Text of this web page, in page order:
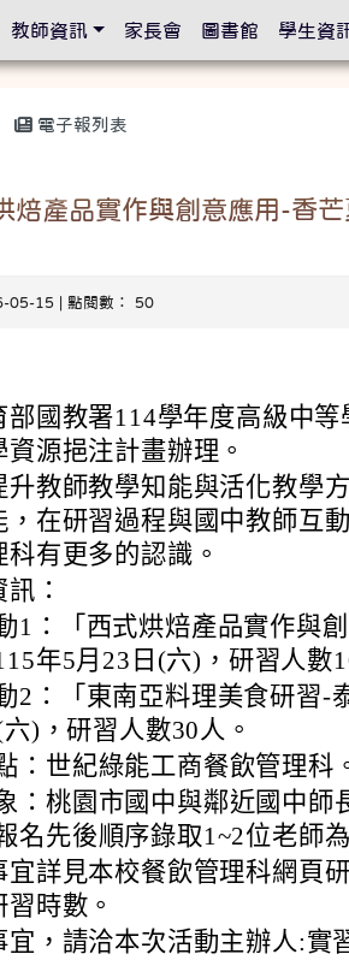
電子報列表
焙產品實作與創意應用-香
05-15 | 點閱數： 50
部國教署114學年度高級中
源挹注計畫辦理。
升教師教學知能與活化教學
，在研習過程與國中教師互
有更多的認識。
：
1：「西式烘焙產品實作與
年5月23日(六)，研習人數
2：「東南亞料理美食研習-
)，研習人數30人。
：世紀綠能工商餐飲管理科
：桃園市國中與鄰近國中師
名先後順序錄取1~2位老師
宜詳見本校餐飲管理科網頁
時數。
宜，請洽本次活動主辦人:實
定
教師資訊 家長會 圖書館 學生資